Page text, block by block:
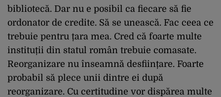
bibliotecă. Dar nu e posibil ca fiecare să fie
ordonator de credite. Să se unească. Fac ceea ce
trebuie pentru țara mea. Cred că foarte multe
instituții din statul român trebuie comasate.
Reorganizare nu înseamnă desființare. Foarte
probabil să plece unii dintre ei după
reorganizare. Cu certitudine vor dispărea multe